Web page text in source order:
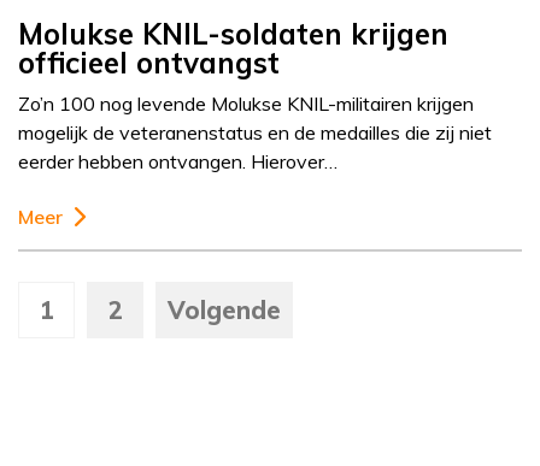
Molukse KNIL-soldaten krijgen
officieel ontvangst
Zo’n 100 nog levende Molukse KNIL-militairen krijgen
mogelijk de veteranenstatus en de medailles die zij niet
eerder hebben ontvangen. Hierover…
Meer
1 2 Volgende